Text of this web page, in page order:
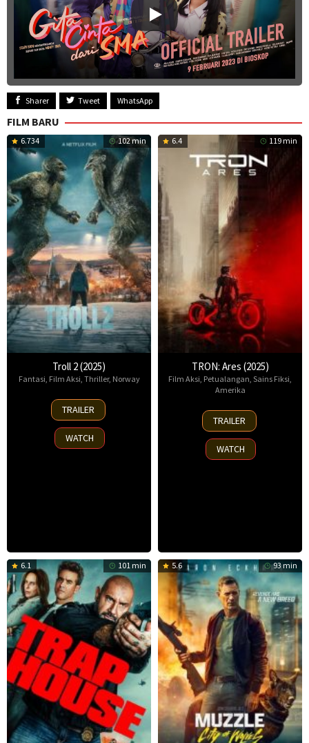
Sharer Tweet WhatsApp
FILM BARU
6.734 102 min
Troll 2 (2025)
Fantasi Film Aksi Thriller, Norway
30
Nov
2025
TRAILER
WATCH
6.4 119 min
TRON: Ares (2025)
Film Aksi Petualangan Sains Fiksi
Amerika
8
Oct
2025
TRAILER
WATCH
6.1 101 min 5.6 93 min